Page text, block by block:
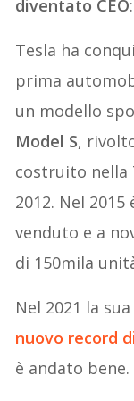
diventato CEO:
Tesla ha
prima
un modello
Model S,
costruito nella
2012. Nel
venduto e a
di 150mila
Nel 2021 la
nuovo record
è andato bene.